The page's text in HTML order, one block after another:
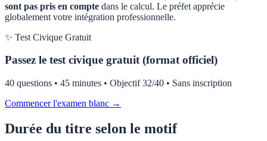
sont pas pris en compte dans le calcul. Le préfet apprécie
globalement votre intégration professionnelle.
✨ Test Civique Gratuit
Passez le test civique gratuit (format officiel)
40 questions • 45 minutes • Objectif 32/40 • Sans inscription
Commencer l'examen blanc →
Durée du titre selon le motif